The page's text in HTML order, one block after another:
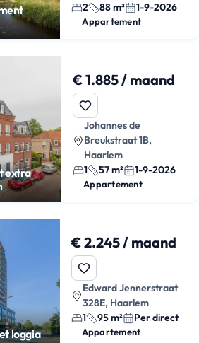
2
88 m² 1-9-2026
Appartement
extra
€ 1.885 / maand
Johannes de
Breukstraat 1B,
Haarlem
1
57 m² 1-9-2026
Appartement
loggia
€ 2.245 / maand
Edward Jennerstraat
328E, Haarlem
1
95 m² Per direct
Appartement